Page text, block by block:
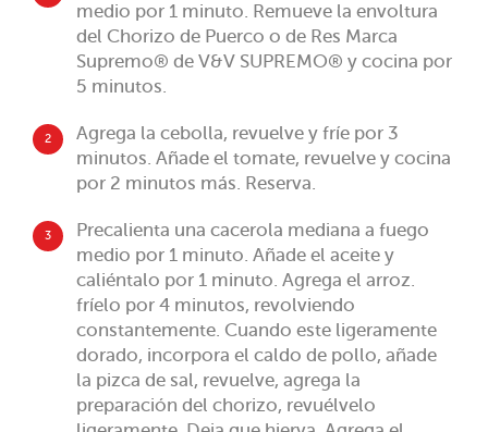
medio por 1 minuto. Remueve la envoltura
del Chorizo de Puerco o de Res Marca
Supremo® de V&V SUPREMO® y cocina por
5 minutos.
2
Agrega la cebolla, revuelve y fríe por 3
minutos. Añade el tomate, revuelve y cocina
por 2 minutos más. Reserva.
3
Precalienta una cacerola mediana a fuego
medio por 1 minuto. Añade el aceite y
caliéntalo por 1 minuto. Agrega el arroz.
fríelo por 4 minutos, revolviendo
constantemente. Cuando este ligeramente
dorado, incorpora el caldo de pollo, añade
la pizca de sal, revuelve, agrega la
preparación del chorizo, revuélvelo